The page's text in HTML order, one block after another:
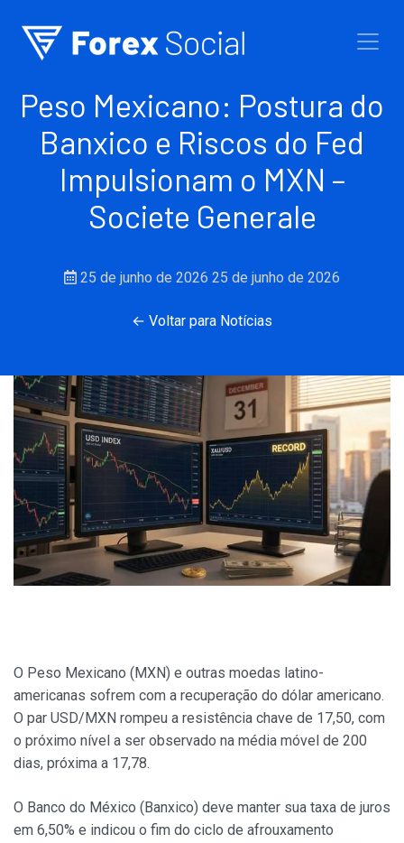
Peso Mexicano: Postura do
Banxico e Riscos do Fed
Impulsionam o MXN –
Societe Generale
25 de junho de 2026 25 de junho de 2026
← Voltar para Notícias
O Peso Mexicano (MXN) e outras moedas latino-
americanas sofrem com a recuperação do dólar americano.
O par USD/MXN rompeu a resistência chave de 17,50, com
o próximo nível a ser observado na média móvel de 200
dias, próxima a 17,78.
O Banco do México (Banxico) deve manter sua taxa de juros
em 6,50% e indicou o fim do ciclo de afrouxamento